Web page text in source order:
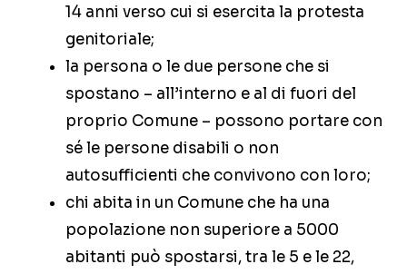
14 anni verso cui si esercita la protesta
genitoriale;
la persona o le due persone che si
spostano – all’interno e al di fuori del
proprio Comune – possono portare con
sé le persone disabili o non
autosufficienti che convivono con loro;
chi abita in un Comune che ha una
popolazione non superiore a 5000
abitanti può spostarsi, tra le 5 e le 22,